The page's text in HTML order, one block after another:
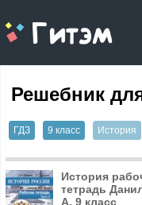
gitem.me
Решебник
ГДЗ 9 класс История
История
тетрадь
А. 9 класс